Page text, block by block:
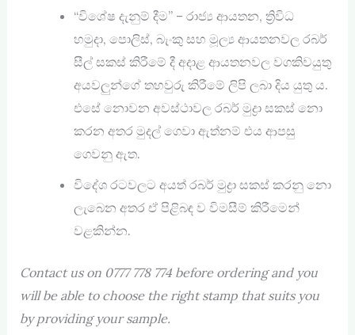
“විශේෂ දැනුම් දීම” – රාජ්‍ය ආයතන, ත්‍රිවිධ
හමුදා, පොලිස්, බැංකු සහ මූල්‍ය ආයතනවල රබර්
සීල් සකස් කිරීමේ දී අදාළ ආයතනවල වගකිවයුතු
අයවලුන්ගේ තහවුරු කිරීමේ ලිපි ලබා දිය යුතු ය.
එසේ නොවන අවස්ථාවල රබර් මුද්‍රා සකස් ‍නො
කරන අතර මුදල් ගෙවා ඇත්නම් එය ආපසු
ගෙවනු ඇත.
විදේශ රටවලට අයත් රබර් මුද්‍රා සකස් කරනු නො
ලැබෙන අතර ඒ පිළිබඳ ව විමසීම් කිරීමෙන්
වළකින්න.
Contact us on 0777 778 774 before ordering and you
will be able to choose the right stamp that suits you
by providing your sample.